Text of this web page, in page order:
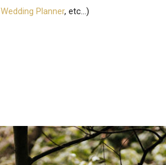
Wedding Planner, etc…)